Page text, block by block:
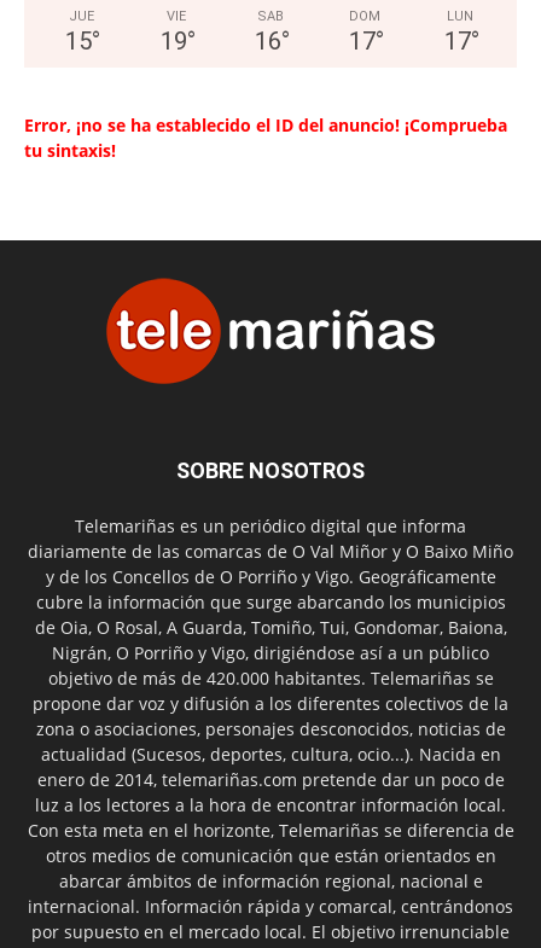
JUE
15°
VIE
19°
SAB
16°
DOM
17°
LUN
17°
Error, ¡no se ha establecido el ID del anuncio! ¡Comprueba
tu sintaxis!
SOBRE NOSOTROS
Telemariñas es un periódico digital que informa
diariamente de las comarcas de O Val Miñor y O Baixo Miño
y de los Concellos de O Porriño y Vigo. Geográficamente
cubre la información que surge abarcando los municipios
de Oia, O Rosal, A Guarda, Tomiño, Tui, Gondomar, Baiona,
Nigrán, O Porriño y Vigo, dirigiéndose así a un público
objetivo de más de 420.000 habitantes. Telemariñas se
propone dar voz y difusión a los diferentes colectivos de la
zona o asociaciones, personajes desconocidos, noticias de
actualidad (Sucesos, deportes, cultura, ocio...). Nacida en
enero de 2014, telemariñas.com pretende dar un poco de
luz a los lectores a la hora de encontrar información local.
Con esta meta en el horizonte, Telemariñas se diferencia de
otros medios de comunicación que están orientados en
abarcar ámbitos de información regional, nacional e
internacional. Información rápida y comarcal, centrándonos
por supuesto en el mercado local. El objetivo irrenunciable